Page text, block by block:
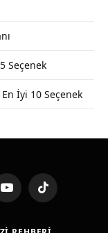
Seçenek
İyi 10 Seçenek
YouTubeTikTok